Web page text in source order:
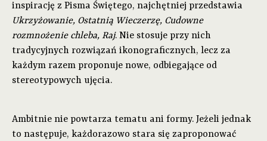
inspirację z Pisma Świętego, najchętniej przedstawia
Ukrzyżowanie, Ostatnią Wieczerzę, Cudowne
rozmnożenie chleba, Raj. Nie stosuje przy nich
tradycyjnych rozwiązań ikonograficznych, lecz za
każdym razem proponuje nowe, odbiegające od
stereotypowych ujęcia.
Ambitnie nie powtarza tematu ani formy. Jeżeli jednak
to następuje, każdorazowo stara się zaproponować